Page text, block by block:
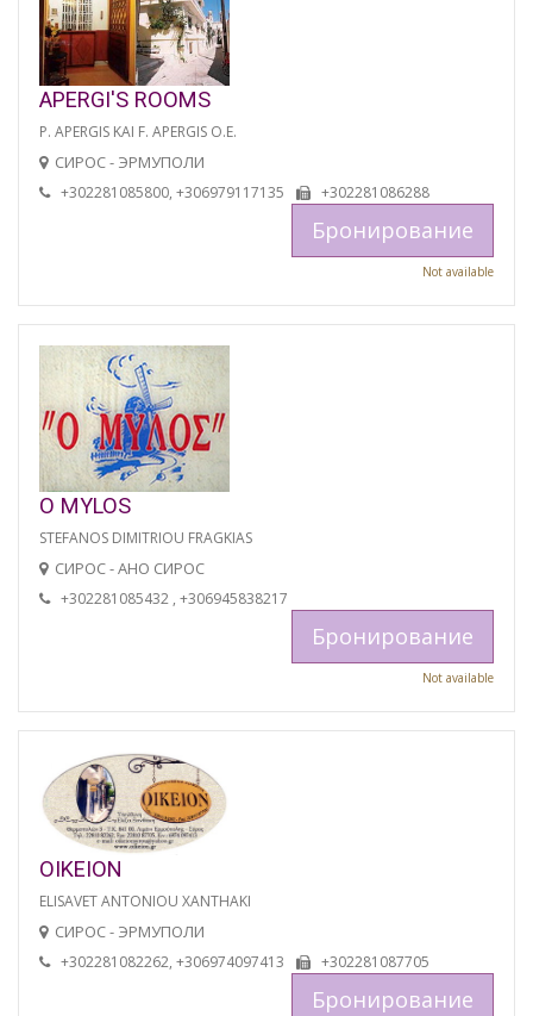
APERGI'S ROOMS
P. APERGIS KAI F. APERGIS O.E.
СИРОС - ЭРМУПОЛИ
+302281085800, +306979117135 +302281086288
Бронирование
Not available
O MYLOS
STEFANOS DIMITRIOU FRAGKIAS
СИРОС - АНО СИРОС
+302281085432 , +306945838217
Бронирование
Not available
OIKEION
ELISAVET ANTONIOU XANTHAKI
СИРОС - ЭРМУПОЛИ
+302281082262, +306974097413 +302281087705
Бронирование